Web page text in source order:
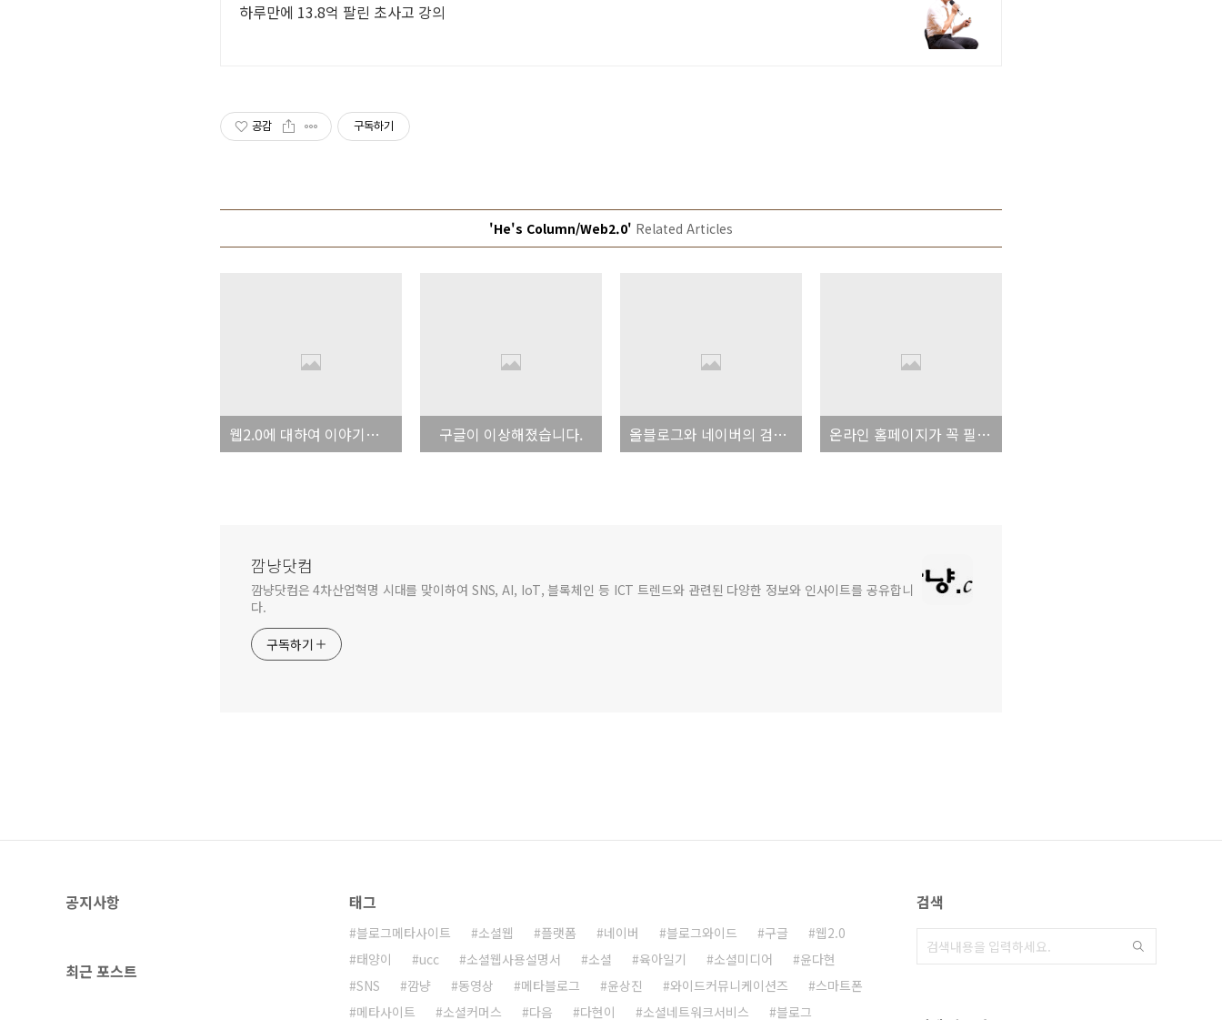
하루만에 13.8억 팔린 초사고 강의
공감 구독하기
'He's Column/Web2.0' Related Articles
웹2.0에 대하여 이야기하는 카페로 여러분을 초대합니다!!! 구글이 이상해졌습니다. 올블로그와 네이버의 검색제휴 종료가 가져올 파장에 대해 생각해봤습니다. 온라인 홈페이지가 꼭 필요한 10가지 이유
깜냥닷컴
깜냥닷컴은 4차산업혁명 시대를 맞이하여 SNS, AI, IoT, 블록체인 등 ICT 트렌드와 관련된 다양한 정보와 인사이트를 공유합니
다.
구독하기
공지사항
최근 포스트
태그
블로그메타사이트 소셜웹 플랫폼 네이버 블로그와이드 구글
웹2.0
태양이
ucc 소셜웹사용설명서 소셜 육아일기 소셜미디어
윤다현
SNS
깜냥 동영상 메타블로그 윤상진 와이드커뮤니케이션즈
스마트폰
메타사이트
소셜커머스 다음 다현이 소셜네트워크서비스 블로그
검색